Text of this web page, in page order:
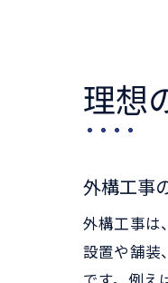
理想
外構工事
外構工事は
設置や舗装